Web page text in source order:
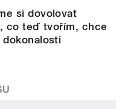
si dovolovat
co teď tvořím, chce